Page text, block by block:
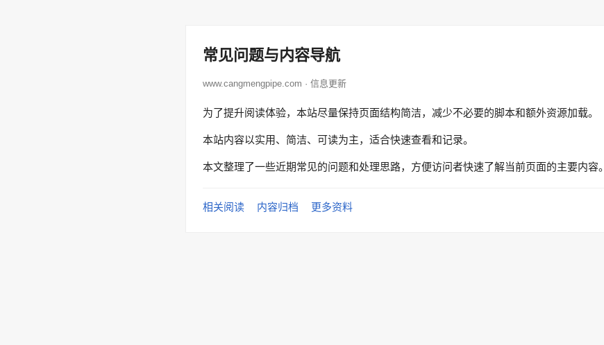
常见问题与内容导航
www.cangmengpipe.com · 信息更新
为了提升阅读体验，本站尽量保持页面结构简洁，减少不必要的脚本和额外资源加载。
本站内容以实用、简洁、可读为主，适合快速查看和记录。
本文整理了一些近期常见的问题和处理思路，方便访问者快速了解当前页面的主要内容。
相关阅读 内容归档 更多资料